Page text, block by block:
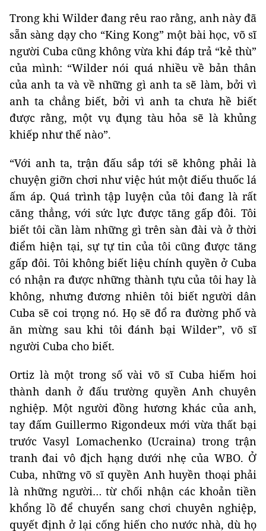
Trong khi Wilder đang rêu rao rằng, anh này đã
sẵn sàng dạy cho “King Kong” một bài học, võ sĩ
người Cuba cũng không vừa khi đáp trả “kẻ thù”
của mình: “Wilder nói quá nhiều về bản thân
của anh ta và về những gì anh ta sẽ làm, bởi vì
anh ta chẳng biết, bởi vì anh ta chưa hề biết
được rằng, một vụ đụng tàu hỏa sẽ là khủng
khiếp như thế nào”.
“Với anh ta, trận đấu sắp tới sẽ không phải là
chuyện giỡn chơi như việc hút một điếu thuốc lá
ấm áp. Quá trình tập luyện của tôi đang là rất
căng thẳng, với sức lực được tăng gấp đôi. Tôi
biết tôi cần làm những gì trên sàn đài và ở thời
điểm hiện tại, sự tự tin của tôi cũng được tăng
gấp đôi. Tôi không biết liệu chính quyền ở Cuba
có nhận ra được những thành tựu của tôi hay là
không, nhưng đương nhiên tôi biết người dân
Cuba sẽ coi trọng nó. Họ sẽ đổ ra đường phố và
ăn mừng sau khi tôi đánh bại Wilder”, võ sĩ
người Cuba cho biết.
Ortiz là một trong số vài võ sĩ Cuba hiếm hoi
thành danh ở đấu trường quyền Anh chuyên
nghiệp. Một người đồng hương khác của anh,
tay đấm Guillermo Rigondeux mới vừa thất bại
trước Vasyl Lomachenko (Ucraina) trong trận
tranh đai vô địch hạng dưới nhẹ của WBO. Ở
Cuba, những võ sĩ quyền Anh huyền thoại phải
là những người… từ chối nhận các khoản tiền
khổng lồ để chuyển sang chơi chuyên nghiệp,
quyết định ở lại cống hiến cho nước nhà, dù họ